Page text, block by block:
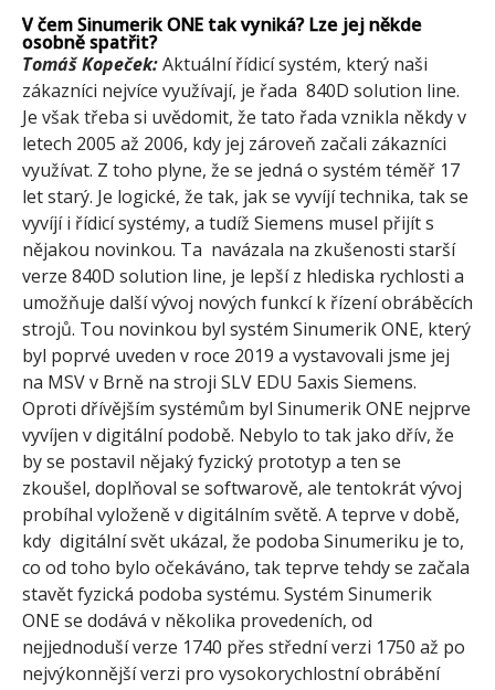
V čem Sinumerik ONE tak vyniká? Lze jej někde
osobně spatřit?
Tomáš Kopeček:Aktuální řídicí systém, který naši
zákazníci nejvíce využívají, je řada 840D solution line.
Je však třeba si uvědomit, že tato řada vznikla někdy v
letech 2005 až 2006, kdy jej zároveň začali zákazníci
využívat. Z toho plyne, že se jedná o systém téměř 17
let starý. Je logické, že tak, jak se vyvíjí technika, tak se
vyvíjí i řídicí systémy, a tudíž Siemens musel přijít s
nějakou novinkou. Ta navázala na zkušenosti starší
verze 840D solution line, je lepší z hlediska rychlosti a
umožňuje další vývoj nových funkcí k řízení obráběcích
strojů. Tou novinkou byl systém Sinumerik ONE, který
byl poprvé uveden v roce 2019 a vystavovali jsme jej
na MSV v Brně na stroji SLV EDU 5axis Siemens.
Oproti dřívějším systémům byl Sinumerik ONE nejprve
vyvíjen v digitální podobě. Nebylo to tak jako dřív, že
by se postavil nějaký fyzický prototyp a ten se
zkoušel, doplňoval se softwarově, ale tentokrát vývoj
probíhal vyloženě v digitálním světě. A teprve v době,
kdy digitální svět ukázal, že podoba Sinumeriku je to,
co od toho bylo očekáváno, tak teprve tehdy se začala
stavět fyzická podoba systému. Systém Sinumerik
ONE se dodává v několika provedeních, od
nejjednoduší verze 1740 přes střední verzi 1750 až po
nejvýkonnější verzi pro vysokorychlostní obrábění